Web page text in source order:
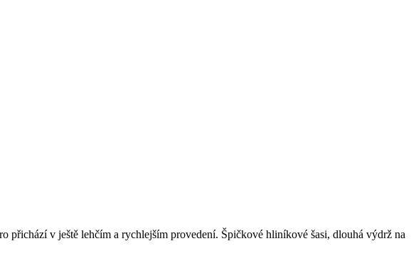
v ještě lehčím a rychlejším provedení. Špičkové hliníkové šasi, dlouhá výdrž na